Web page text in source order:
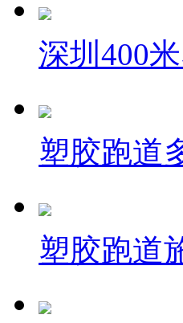
深圳400
塑胶跑道
塑胶跑道